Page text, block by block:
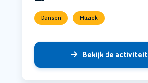
Dansen Muziek
Bekijk de activiteit